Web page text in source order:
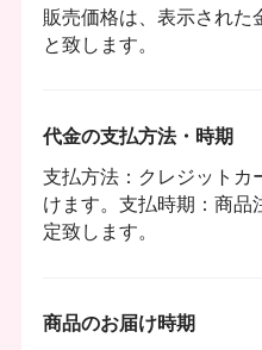
販売価格は、表示された
と致します。
代金の支払方法・時期
支払方法：クレジットカ
けます。支払時期：商品
定致します。
商品のお届け時期